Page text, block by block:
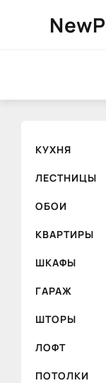
КУХНЯ
ЛЕСТНИЦЫ
ОБОИ
КВАРТИРЫ
ШКАФЫ
ГАРАЖ
ШТОРЫ
ЛОФТ
ПОТОЛКИ